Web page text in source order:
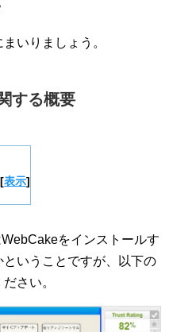
いりましょう。
する概要
[表示]
をインストールす
いうことですが、以下の
さい。